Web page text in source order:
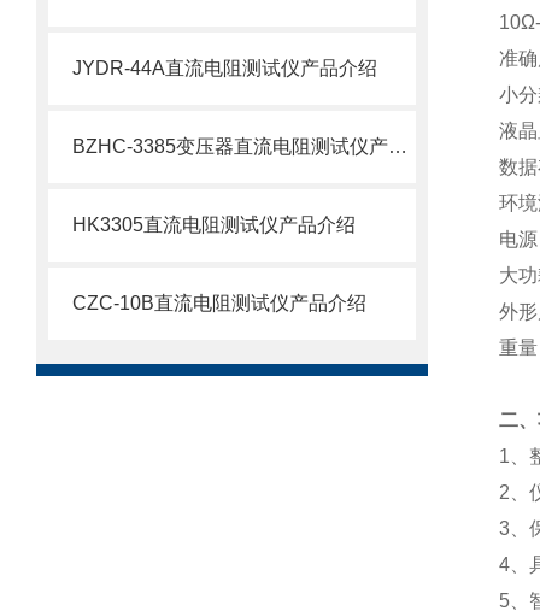
JYDR-44A直流电阻测试仪产品介绍
BZHC-3385变压器直流电阻测试仪产品介绍
HK3305直流电阻测试仪产品介绍
CZC-10B直流电阻测试仪产品介绍
10Ω
准
小
液
数
环
电
大
外
重
二
1
2
3
4
5